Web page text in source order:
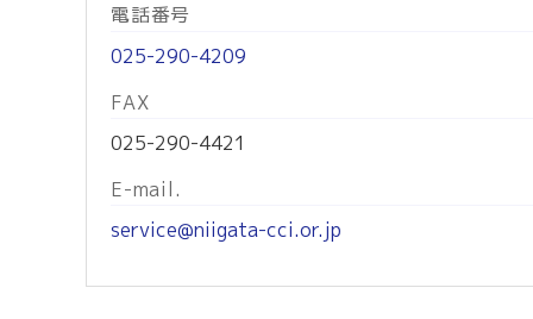
電話番号
025-290-4209
FAX
025-290-4421
E-mail.
service@niigata-cci.or.jp